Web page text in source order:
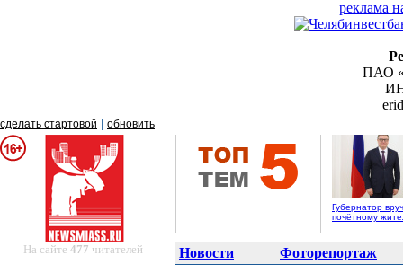
реклама
ПАО
сделать стартовой обновить
Губернатор
почётному
На сайте 477 читателей Новости Фоторепортаж